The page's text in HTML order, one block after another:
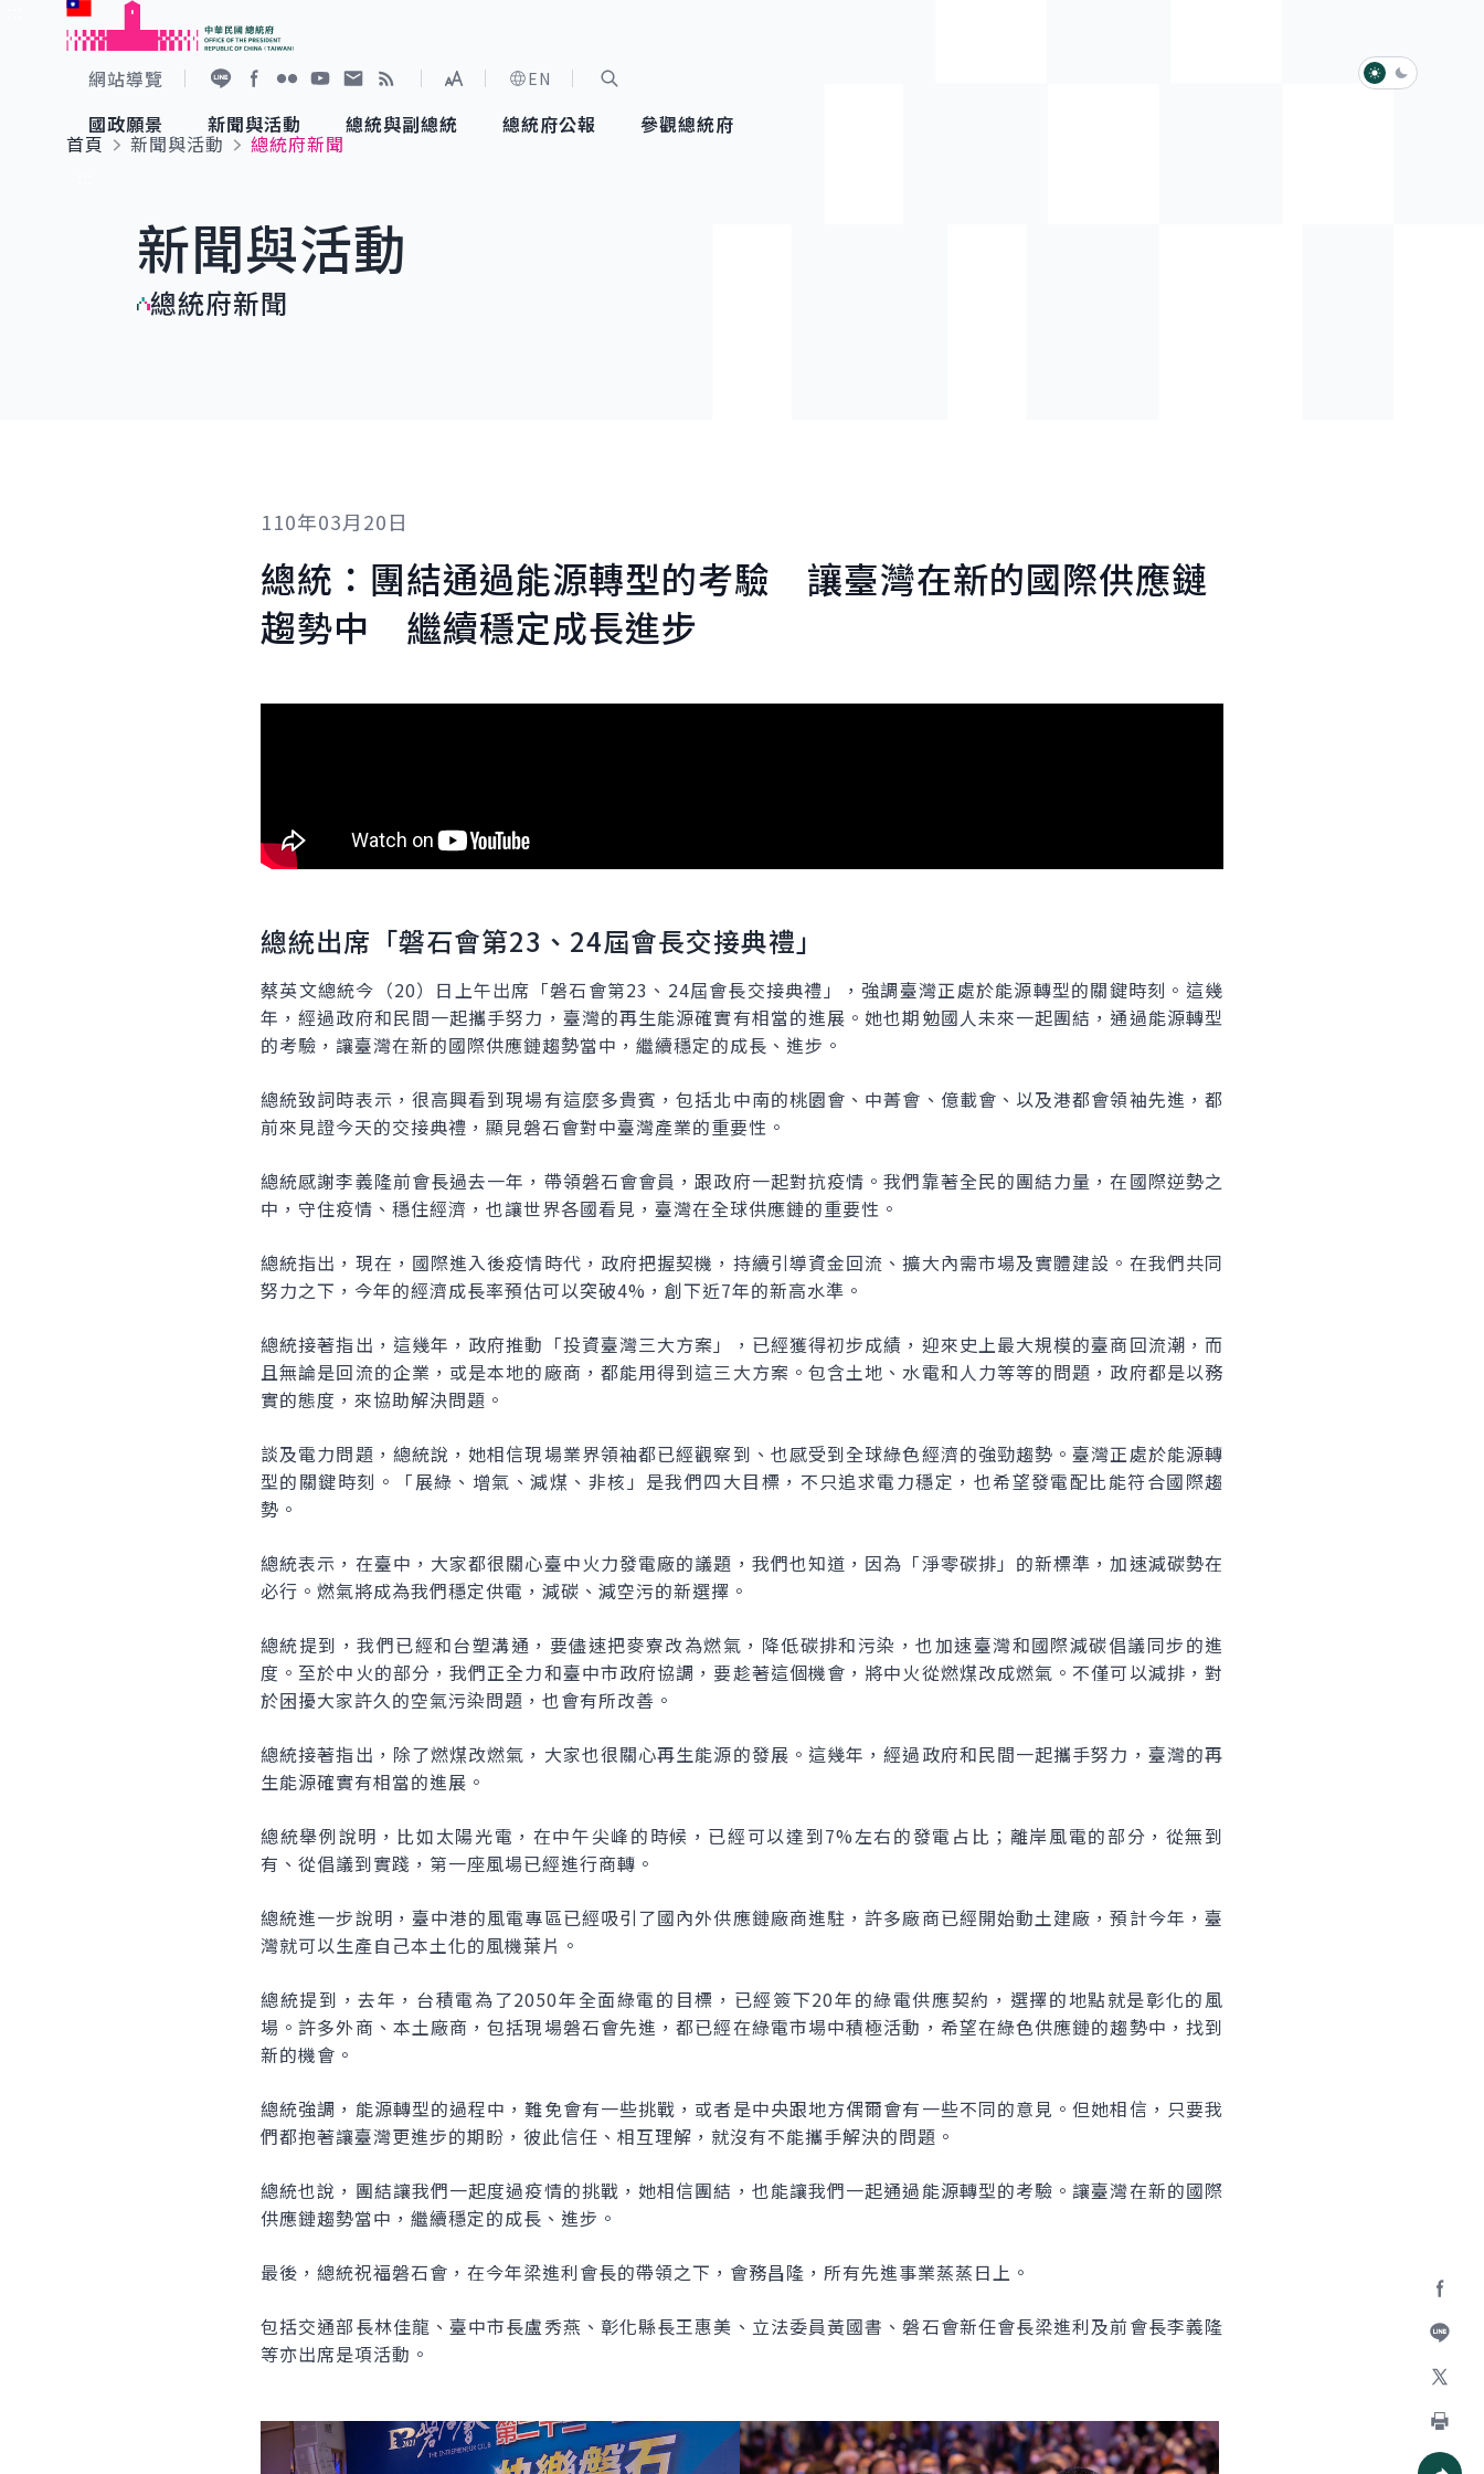
跳到主要內容
網站導覽
展開字級選單
EN
國政願景
國家氣候變遷對策委員會
重要談話
新聞與活動
總統府新聞
影音頻道
總統與副總統
賴清德總統
總統府公報 參觀總統府
參觀資訊
淺色模式
深色模式
首頁
新聞與活動
總統府新聞
新聞與活動
總統府新聞
加入好
列印
110年03月20日
總統：團結通過能源轉型的考驗 讓臺灣在新的國際供應鏈
趨勢中 繼續穩定成長進步
總統出席「磐石會第23、24屆會長交接典禮」
蔡英文總統今（20）日上午出席「磐石會第23、24屆會長交接典禮」，強調臺灣正處於能源轉型的關鍵時刻。這幾
年，經過政府和民間一起攜手努力，臺灣的再生能源確實有相當的進展。她也期勉國人未來一起團結，通過能源轉型
的考驗，讓臺灣在新的國際供應鏈趨勢當中，繼續穩定的成長、進步。
總統致詞時表示，很高興看到現場有這麼多貴賓，包括北中南的桃園會、中菁會、億載會、以及港都會領袖先進，都
前來見證今天的交接典禮，顯見磐石會對中臺灣產業的重要性。
總統感謝李義隆前會長過去一年，帶領磐石會會員，跟政府一起對抗疫情。我們靠著全民的團結力量，在國際逆勢之
中，守住疫情、穩住經濟，也讓世界各國看見，臺灣在全球供應鏈的重要性。
總統指出，現在，國際進入後疫情時代，政府把握契機，持續引導資金回流、擴大內需市場及實體建設。在我們共同
努力之下，今年的經濟成長率預估可以突破4%，創下近7年的新高水準。
總統接著指出，這幾年，政府推動「投資臺灣三大方案」，已經獲得初步成績，迎來史上最大規模的臺商回流潮，而
且無論是回流的企業，或是本地的廠商，都能用得到這三大方案。包含土地、水電和人力等等的問題，政府都是以務
實的態度，來協助解決問題。
談及電力問題，總統說，她相信現場業界領袖都已經觀察到、也感受到全球綠色經濟的強勁趨勢。臺灣正處於能源轉
型的關鍵時刻。「展綠、增氣、減煤、非核」是我們四大目標，不只追求電力穩定，也希望發電配比能符合國際趨
勢。
總統表示，在臺中，大家都很關心臺中火力發電廠的議題，我們也知道，因為「淨零碳排」的新標準，加速減碳勢在
必行。燃氣將成為我們穩定供電，減碳、減空污的新選擇。
總統提到，我們已經和台塑溝通，要儘速把麥寮改為燃氣，降低碳排和污染，也加速臺灣和國際減碳倡議同步的進
度。至於中火的部分，我們正全力和臺中市政府協調，要趁著這個機會，將中火從燃煤改成燃氣。不僅可以減排，對
於困擾大家許久的空氣污染問題，也會有所改善。
總統接著指出，除了燃煤改燃氣，大家也很關心再生能源的發展。這幾年，經過政府和民間一起攜手努力，臺灣的再
生能源確實有相當的進展。
總統舉例說明，比如太陽光電，在中午尖峰的時候，已經可以達到7%左右的發電占比；離岸風電的部分，從無到
有、從倡議到實踐，第一座風場已經進行商轉。
總統進一步說明，臺中港的風電專區已經吸引了國內外供應鏈廠商進駐，許多廠商已經開始動土建廠，預計今年，臺
灣就可以生產自己本土化的風機葉片。
總統提到，去年，台積電為了2050年全面綠電的目標，已經簽下20年的綠電供應契約，選擇的地點就是彰化的風
場。許多外商、本土廠商，包括現場磐石會先進，都已經在綠電市場中積極活動，希望在綠色供應鏈的趨勢中，找到
新的機會。
總統強調，能源轉型的過程中，難免會有一些挑戰，或者是中央跟地方偶爾會有一些不同的意見。但她相信，只要我
們都抱著讓臺灣更進步的期盼，彼此信任、相互理解，就沒有不能攜手解決的問題。
總統也說，團結讓我們一起度過疫情的挑戰，她相信團結，也能讓我們一起通過能源轉型的考驗。讓臺灣在新的國際
供應鏈趨勢當中，繼續穩定的成長、進步。
最後，總統祝福磐石會，在今年梁進利會長的帶領之下，會務昌隆，所有先進事業蒸蒸日上。
包括交通部長林佳龍、臺中市長盧秀燕、彰化縣長王惠美、立法委員黃國書、磐石會新任會長梁進利及前會長李義隆
等亦出席是項活動。